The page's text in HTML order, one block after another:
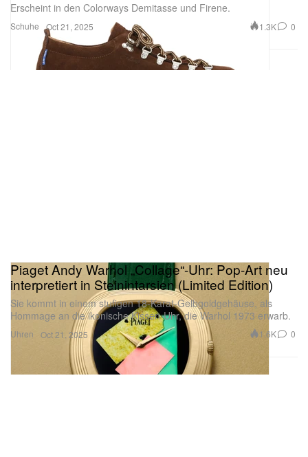
Schuhe
Erscheint in den Colorways Demitasse und Firene.
Oct 21, 2025 1.3K 0
Uhren
Piaget Andy Warhol „Collage“-Uhr: Pop-Art neu
interpretiert in Steinintarsien (Limited Edition)
Sie kommt in einem stufigen 18-Karat-Gelbgoldgehäuse, als
Hommage an die ikonische Kissen-Uhr, die Warhol 1973 erwarb.
Oct 21, 2025 1.6K 0